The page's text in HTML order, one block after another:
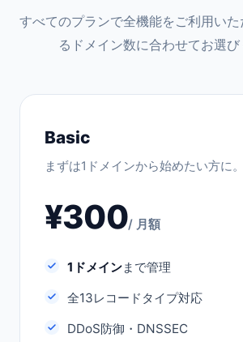
すべてのプランで全機能をご利用い
るドメイン数に合わせてお選び
Basic
まずは1ドメインから始めたい方に。
¥300/ 月額
1ドメインまで管理
全13レコードタイプ対応
DDoS防御・DNSSEC